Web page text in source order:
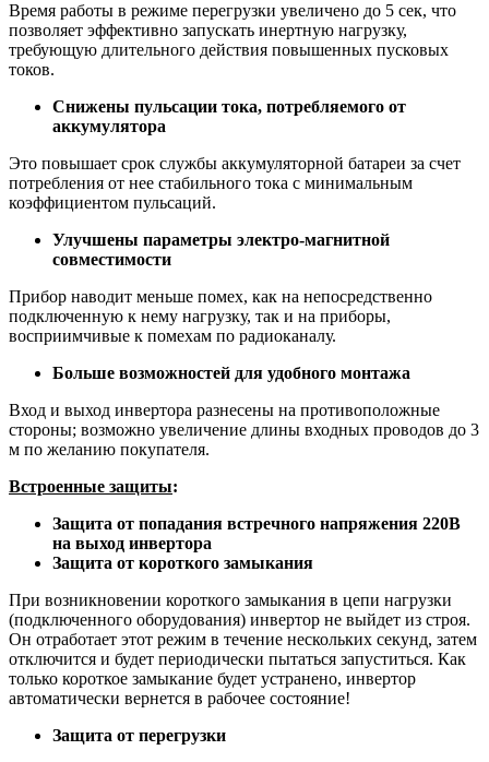
Время работы в режиме перегрузки увеличено до 5 сек, что
позволяет эффективно запускать инертную нагрузку,
требующую длительного действия повышенных пусковых
токов.
Снижены пульсации тока, потребляемого от
аккумулятора
Это повышает срок службы аккумуляторной батареи за счет
потребления от нее стабильного тока с минимальным
коэффициентом пульсаций.
Улучшены параметры электро-магнитной
совместимости
Прибор наводит меньше помех, как на непосредственно
подключенную к нему нагрузку, так и на приборы,
восприимчивые к помехам по радиоканалу.
Больше возможностей для удобного монтажа
Вход и выход инвертора разнесены на противоположные
стороны; возможно увеличение длины входных проводов до 3
м по желанию покупателя.
Встроенные защиты:
Защита от попадания встречного напряжения 220В
на выход инвертора
Защита от короткого замыкания
При возникновении короткого замыкания в цепи нагрузки
(подключенного оборудования) инвертор не выйдет из строя.
Он отработает этот режим в течение нескольких секунд, затем
отключится и будет периодически пытаться запуститься. Как
только короткое замыкание будет устранено, инвертор
автоматически вернется в рабочее состояние!
Защита от перегрузки